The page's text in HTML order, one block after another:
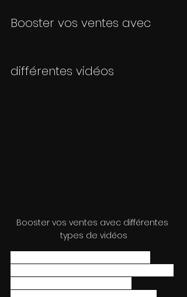
Booster vos ventes avec
différentes vidéos
Booster vos ventes avec différentes
types de vidéos